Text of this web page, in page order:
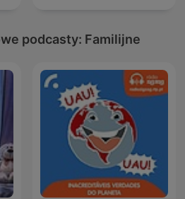
podcasty: Familijne